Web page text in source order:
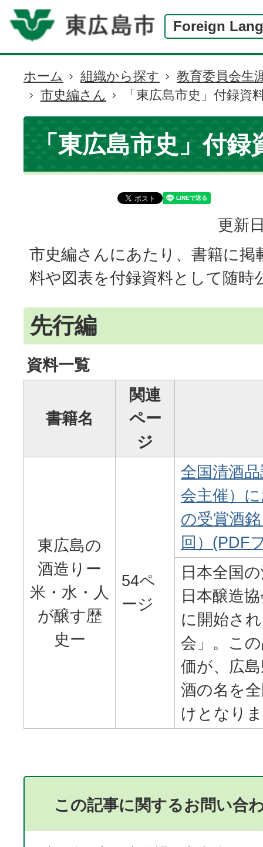
Foreign
現
在
の
置
ホーム 組織から探す
教育委員会生
市史編さん
「東広島市史」付録資
「東広島市史」付録
更新
市史編さんにあたり、書籍に掲
料や図表を付録資料として随時
先行編
資料一覧
書籍名
関連
ペー
ジ
東広島の
酒造りー
米・水・人
が醸す歴
史ー
54ペ
ージ
全国清酒
会主催）
の受賞酒
回）(PDF
日本全国
日本醸造
に開始さ
会」。こ
価が、広
酒の名を
けとなり
この記事に関するお問い合